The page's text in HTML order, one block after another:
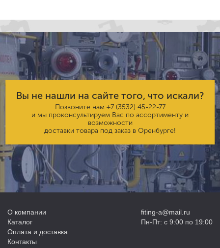
Вы не нашли на сайте того, что искали?
Позвоните нам +7 (3532) 45-22-77
и мы проконсультируем Вас по ассортименту и
возможности
доставки товара под заказ в Оренбурге!
О компании
Каталог
Оплата и доставка
Контакты
fiting-a@mail.ru
Пн-Пт: с 9:00 по 19:00